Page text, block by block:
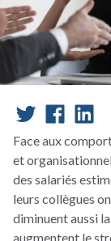
Face aux
et
des salariés
leurs collègues
diminuent aussi
augmentent le